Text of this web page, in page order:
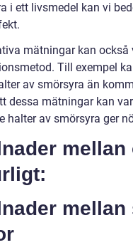
i ett livsmedel kan vi
mätningar kan också
Till exempel
av smörsyra än
dessa mätningar kan
halter av smörsyra ger